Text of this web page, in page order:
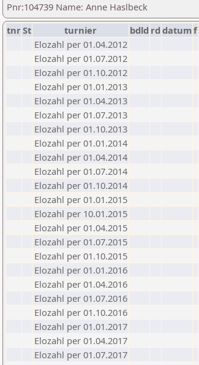
Pnr:104739 Name: Anne Haslbeck
tnrSt turnier bdld rd datumf
Elozahl per 01.04.2012
Elozahl per 01.07.2012
Elozahl per 01.10.2012
Elozahl per 01.01.2013
Elozahl per 01.04.2013
Elozahl per 01.07.2013
Elozahl per 01.10.2013
Elozahl per 01.01.2014
Elozahl per 01.04.2014
Elozahl per 01.07.2014
Elozahl per 01.10.2014
Elozahl per 01.01.2015
Elozahl per 10.01.2015
Elozahl per 01.04.2015
Elozahl per 01.07.2015
Elozahl per 01.10.2015
Elozahl per 01.01.2016
Elozahl per 01.04.2016
Elozahl per 01.07.2016
Elozahl per 01.10.2016
Elozahl per 01.01.2017
Elozahl per 01.04.2017
Elozahl per 01.07.2017